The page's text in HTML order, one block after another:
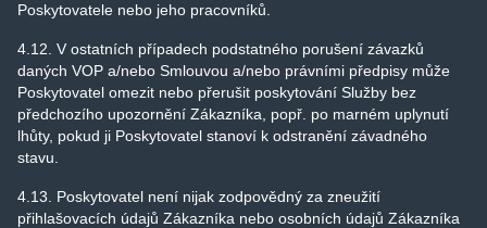
Poskytovatele nebo jeho pracovníků.
4.12. V ostatních případech podstatného porušení závazků
daných VOP a/nebo Smlouvou a/nebo právními předpisy může
Poskytovatel omezit nebo přerušit poskytování Služby bez
předchozího upozornění Zákazníka, popř. po marném uplynutí
lhůty, pokud ji Poskytovatel stanoví k odstranění závadného
stavu.
4.13. Poskytovatel není nijak zodpovědný za zneužití
přihlašovacích údajů Zákazníka nebo osobních údajů Zákazníka